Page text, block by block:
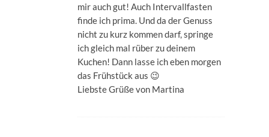
mir auch gut! Auch Intervallfasten
finde ich prima. Und da der Genuss
nicht zu kurz kommen darf, springe
ich gleich mal rüber zu deinem
Kuchen! Dann lasse ich eben morgen
das Frühstück aus 😉
Liebste Grüße von Martina